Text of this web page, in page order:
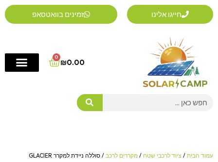
דילוג
לתוכן
חייגו אלינו זמינים בוואטסאפ
₪0.00
0
Cart
Search
עמוד הבית / ציוד לרכבי שטח / מקררים לרכב
/ סוללה ניידת למקרר GLACIER